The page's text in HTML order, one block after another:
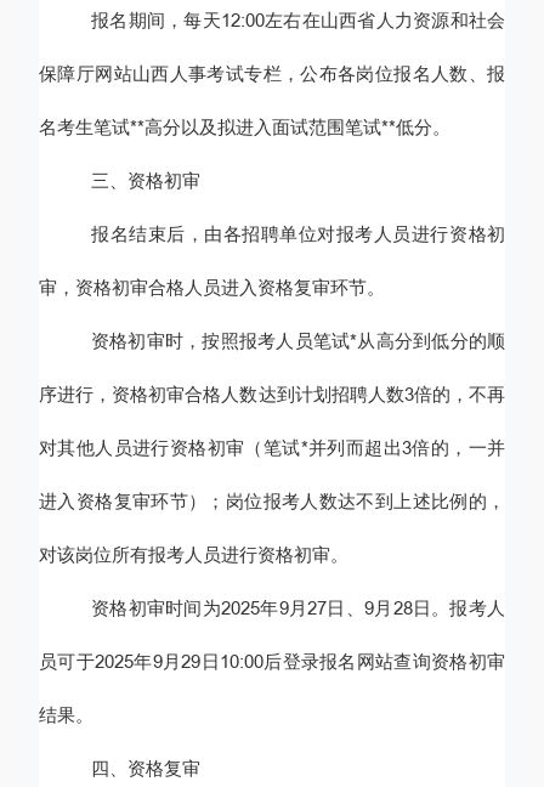
报名期间，每天12:00左右在山西省人力资源和社会
保障厅网站山西人事考试专栏，公布各岗位报名 人数、报
名考生笔试**高分以及拟进入面试范围笔试**低分。
三、资格初审
报名结束后， 由各招聘单位对报考人员进行资格初
审， 资格初审合格人员进入资格复审环节。
资格初审时，按照报考人员笔试*从高分到低分的顺
序进行 ， 资格初审合格人数达到计划招聘人数3倍的，不再
对其他人员进行资格初审（笔试*并列而超出3倍的，一并
进入资格复审环节） ； 岗位报考人数达不到上述比例的，
对该岗位所有报考人员进行资格初审。
资格初审时间为2025年9月27日 、9月28日 。报考人
员可于2025年9月29日10:00后登录报名网站查询资格初审
结果。
四、 资格复审